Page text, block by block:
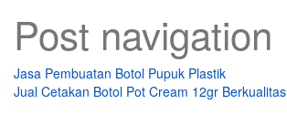
Post navigation
Jasa Pembuatan Botol Pupuk Plastik
Jual Cetakan Botol Pot Cream 12gr Berkualitas